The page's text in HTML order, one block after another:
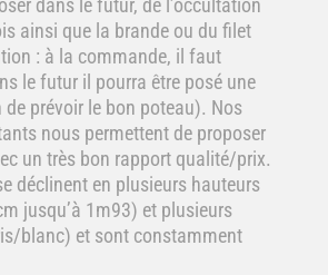
dans le futur, de l’occultation
ainsi que la brande ou du filet
: à la commande, il faut
le futur il pourra être posé une
prévoir le bon poteau). Nos
nous permettent de proposer
un très bon rapport qualité/prix.
déclinent en plusieurs hauteurs
jusqu’à 1m93) et plusieurs
blanc) et sont constamment